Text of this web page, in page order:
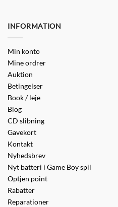
INFORMATION
Min konto
Mine ordrer
Auktion
Betingelser
Book / leje
Blog
CD slibning
Gavekort
Kontakt
Nyhedsbrev
Nyt batteri i Game Boy spil
Optjen point
Rabatter
Reparationer